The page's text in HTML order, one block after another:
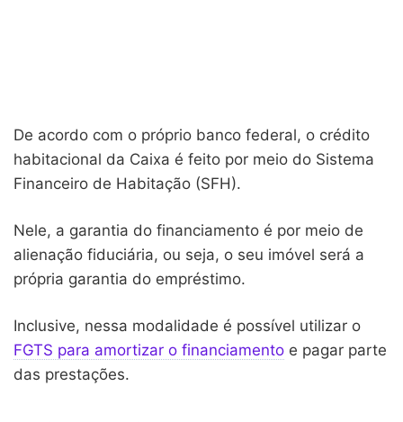
De acordo com o próprio banco federal, o crédito
habitacional da Caixa é feito por meio do Sistema
Financeiro de Habitação (SFH).
Nele, a garantia do financiamento é por meio de
alienação fiduciária, ou seja, o seu imóvel será a
própria garantia do empréstimo.
Inclusive, nessa modalidade é possível utilizar o
FGTS para amortizar o financiamento e pagar parte
das prestações.